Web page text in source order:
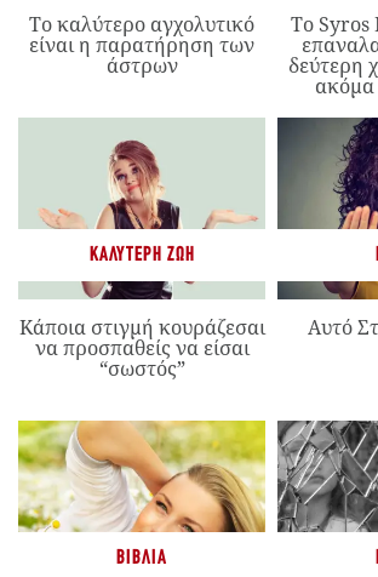
Το καλύτερο αγχολυτικό
είναι η παρατήρηση των
άστρων
Το Syros
δεύτερη
ακόμα
ΚΑΛΎΤΕΡΗ ΖΩΉ
Κάποια στιγμή κουράζεσαι
να προσπαθείς να είσαι
“σωστός”
Αυτό
ΒΙΒΛΊΑ